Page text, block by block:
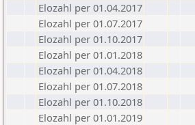
Elozahl per 01.04.2017
Elozahl per 01.07.2017
Elozahl per 01.10.2017
Elozahl per 01.01.2018
Elozahl per 01.04.2018
Elozahl per 01.07.2018
Elozahl per 01.10.2018
Elozahl per 01.01.2019